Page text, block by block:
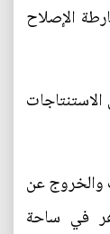
الإصلاح
والخروج عن
في ساحة